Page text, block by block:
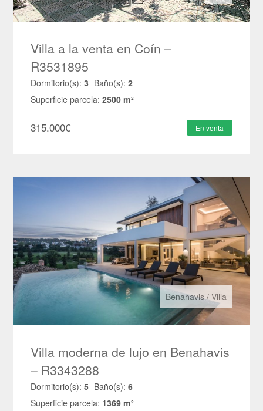
Villa a la venta en Coín –
R3531895
Dormitorio(s): 3 Baño(s): 2
Superficie parcela: 2500 m²
315.000€ En venta
Benahavis/ Villa
Villa moderna de lujo en Benahavis
– R3343288
Dormitorio(s): 5 Baño(s): 6
Superficie parcela: 1369 m²